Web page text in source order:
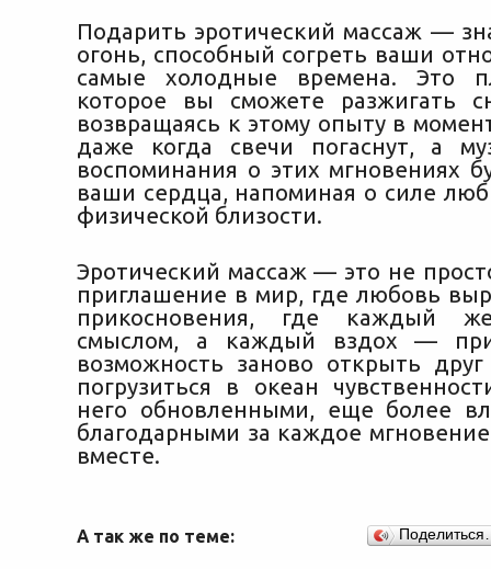
Подарить эротический массаж —
огонь, способный согреть ваши
самые холодные времена. Это
которое вы сможете разжигать
возвращаясь к этому опыту в
даже когда свечи погаснут, а
воспоминания о этих мгновениях
ваши сердца, напоминая о силе
физической близости.
Эротический массаж — это не
приглашение в мир, где любовь
прикосновения, где каждый
смыслом, а каждый вздох —
возможность заново открыть
погрузиться в океан
него обновленными, еще более
благодарными за каждое
вместе.
А так же по теме: